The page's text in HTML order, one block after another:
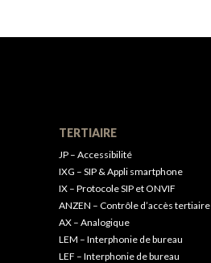
TERTIAIRE
JP – Accessibilité
IXG – SIP & Appli smartphone
IX – Protocole SIP et ONVIF
ANZEN – Contrôle d’accès tertiaire
AX – Analogique
LEM – Interphonie de bureau
LEF – Interphonie de bureau